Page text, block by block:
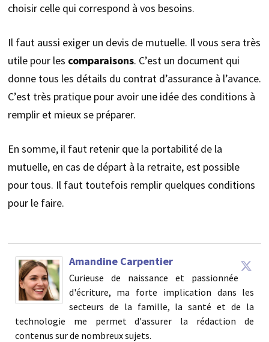
choisir celle qui correspond à vos besoins.
Il faut aussi exiger un devis de mutuelle. Il vous sera très
utile pour les comparaisons. C’est un document qui
donne tous les détails du contrat d’assurance à l’avance.
C’est très pratique pour avoir une idée des conditions à
remplir et mieux se préparer.
En somme, il faut retenir que la portabilité de la
mutuelle, en cas de départ à la retraite, est possible
pour tous. Il faut toutefois remplir quelques conditions
pour le faire.
Amandine Carpentier
Curieuse de naissance et passionnée
d'écriture, ma forte implication dans les
secteurs de la famille, la santé et de la
technologie me permet d'assurer la rédaction de
contenus sur de nombreux sujets.